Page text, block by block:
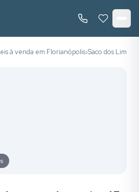
à venda em Florianópolis›Saco dos Limões